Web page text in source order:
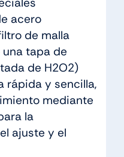
acero
de malla
una tapa de
de H2O2)
rápida y sencilla,
mediante
la
ajuste y el